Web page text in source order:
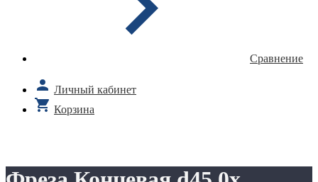
Сравнение
Личный кабинет
Корзина